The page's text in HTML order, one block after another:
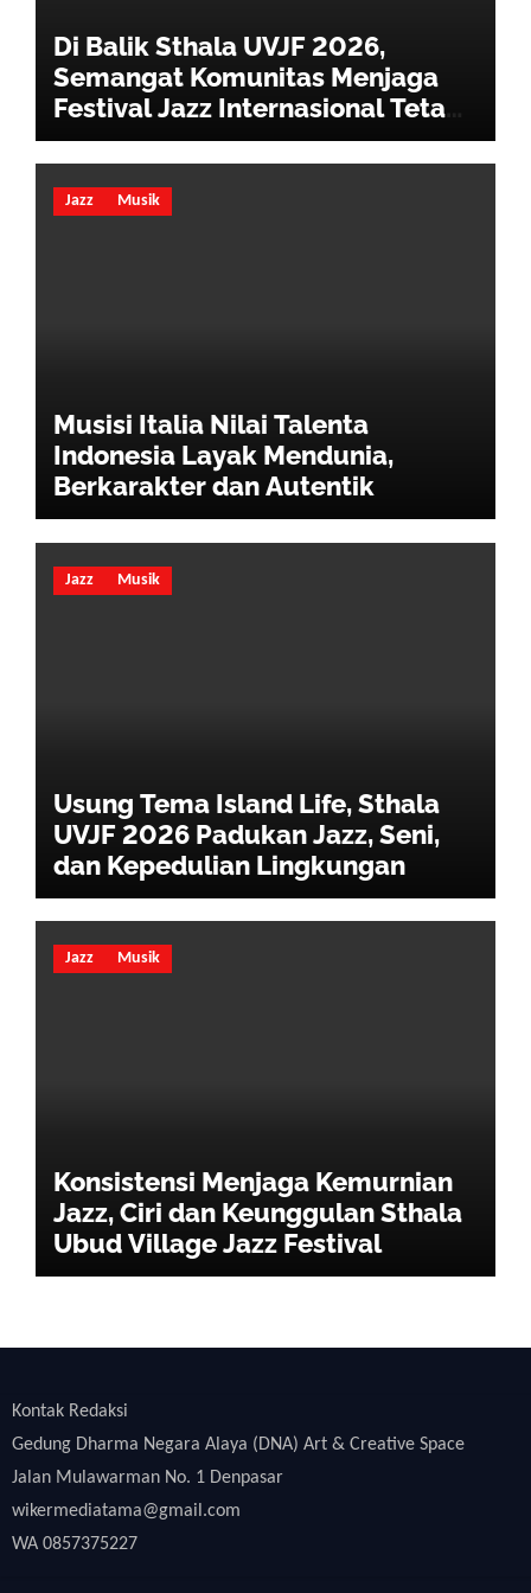
Di Balik Sthala UVJF 2026,
Semangat Komunitas Menjaga
Festival Jazz Internasional Tetap
Hidup
Jazz Musik
Musisi Italia Nilai Talenta
Indonesia Layak Mendunia,
Berkarakter dan Autentik
Jazz Musik
Usung Tema Island Life, Sthala
UVJF 2026 Padukan Jazz, Seni,
dan Kepedulian Lingkungan
Jazz Musik
Konsistensi Menjaga Kemurnian
Jazz, Ciri dan Keunggulan Sthala
Ubud Village Jazz Festival
Kontak Redaksi
Gedung Dharma Negara Alaya (DNA) Art & Creative Space
Jalan Mulawarman No. 1 Denpasar
wikermediatama@gmail.com
WA 0857375227